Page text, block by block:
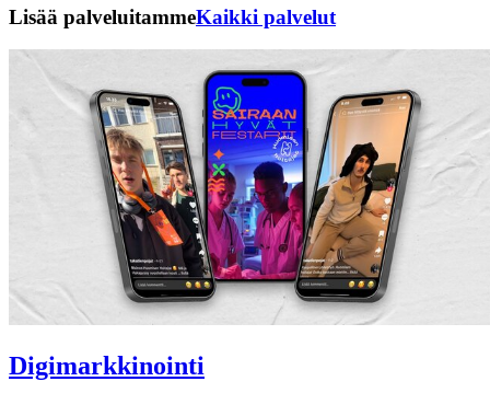
Lisää palveluitammeKaikki palvelut
Digimarkkinointi